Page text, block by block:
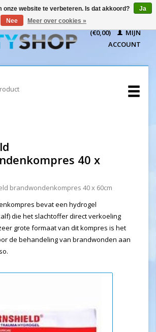
(€0,00)
MIJN
ACCOUNT
40 x
brandwondenkompres 40 x 60cm
bevat een hydrogel
die het slachtoffer direct verkoeling
grote formaat van dit kompres is het
de behandeling van brandwonden aan
onze website te verbeteren. Is dat akkoord?
Ja
Nee
Meer over cookies »